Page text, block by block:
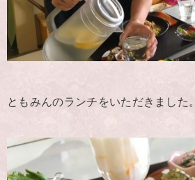
ともみんのランチをいただきました。